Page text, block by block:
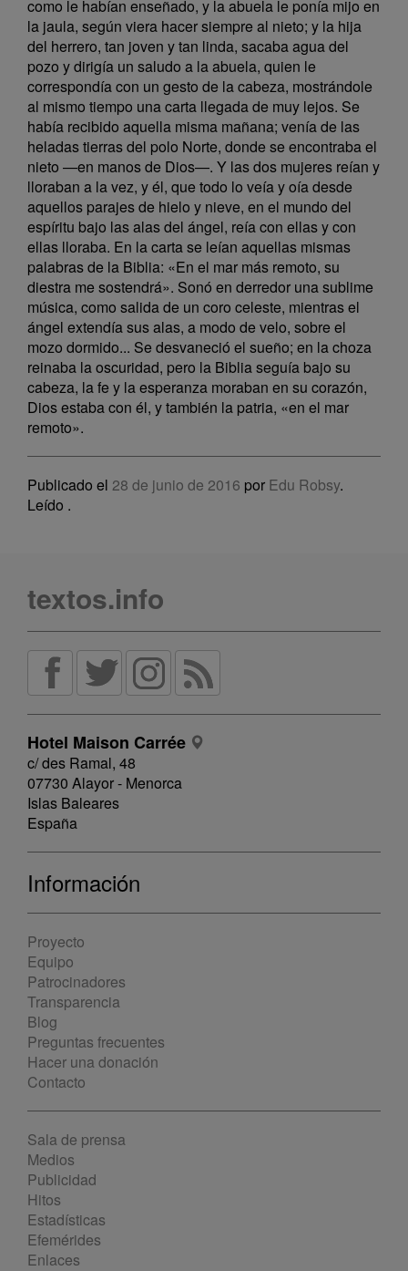
como le habían enseñado, y la abuela le ponía mijo en
la jaula, según viera hacer siempre al nieto; y la hija
del herrero, tan joven y tan linda, sacaba agua del
pozo y dirigía un saludo a la abuela, quien le
correspondía con un gesto de la cabeza, mostrándole
al mismo tiempo una carta llegada de muy lejos. Se
había recibido aquella misma mañana; venía de las
heladas tierras del polo Norte, donde se encontraba el
nieto —en manos de Dios—. Y las dos mujeres reían y
lloraban a la vez, y él, que todo lo veía y oía desde
aquellos parajes de hielo y nieve, en el mundo del
espíritu bajo las alas del ángel, reía con ellas y con
ellas lloraba. En la carta se leían aquellas mismas
palabras de la Biblia: «En el mar más remoto, su
diestra me sostendrá». Sonó en derredor una sublime
música, como salida de un coro celeste, mientras el
ángel extendía sus alas, a modo de velo, sobre el
mozo dormido... Se desvaneció el sueño; en la choza
reinaba la oscuridad, pero la Biblia seguía bajo su
cabeza, la fe y la esperanza moraban en su corazón,
Dios estaba con él, y también la patria, «en el mar
remoto».
Publicado el 28 de junio de 2016 por Edu Robsy.
Leído .
textos.info
Hotel Maison Carrée
c/ des Ramal, 48
07730 Alayor - Menorca
Islas Baleares
España
Información
Proyecto
Equipo
Patrocinadores
Transparencia
Blog
Preguntas frecuentes
Hacer una donación
Contacto
Sala de prensa
Medios
Publicidad
Hitos
Estadísticas
Efemérides
Enlaces